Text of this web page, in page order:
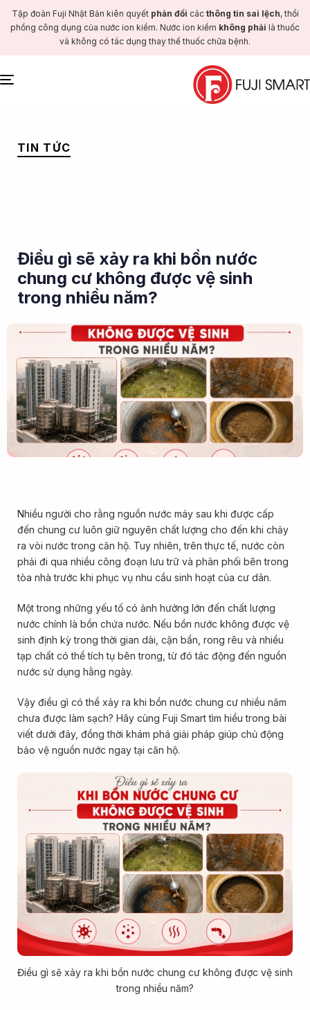
Tập đoàn Fuji Nhật Bản kiên quyết phản đối các thông tin sai lệch, thổi
phồng công dụng của nước ion kiềm. Nước ion kiềm không phải là thuốc
và không có tác dụng thay thế thuốc chữa bệnh.
Toggle
TIN TỨC
Điều gì sẽ xảy ra khi bồn nước
chung cư không được vệ sinh
trong nhiều năm?
Nhiều người cho rằng nguồn nước máy sau khi được cấp
đến chung cư luôn giữ nguyên chất lượng cho đến khi chảy
ra vòi nước trong căn hộ. Tuy nhiên, trên thực tế, nước còn
phải đi qua nhiều công đoạn lưu trữ và phân phối bên trong
tòa nhà trước khi phục vụ nhu cầu sinh hoạt của cư dân.
Một trong những yếu tố có ảnh hưởng lớn đến chất lượng
nước chính là bồn chứa nước. Nếu bồn nước không được vệ
sinh định kỳ trong thời gian dài, cặn bẩn, rong rêu và nhiều
tạp chất có thể tích tụ bên trong, từ đó tác động đến nguồn
nước sử dụng hằng ngày.
Vậy điều gì có thể xảy ra khi bồn nước chung cư nhiều năm
chưa được làm sạch? Hãy cùng Fuji Smart tìm hiểu trong bài
viết dưới đây, đồng thời khám phá giải pháp giúp chủ động
bảo vệ nguồn nước ngay tại căn hộ.
Điều gì sẽ xảy ra khi bồn nước chung cư không được vệ sinh
trong nhiều năm?